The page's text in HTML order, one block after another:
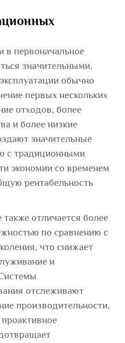
в первоначальное
значительными,
обычно
первых нескольких
отходов, более
и более низкие
значительные
с традиционными
экономии со временем
рентабельность
отличается более
по сравнению с
что снижает
и
отслеживают
производительности,